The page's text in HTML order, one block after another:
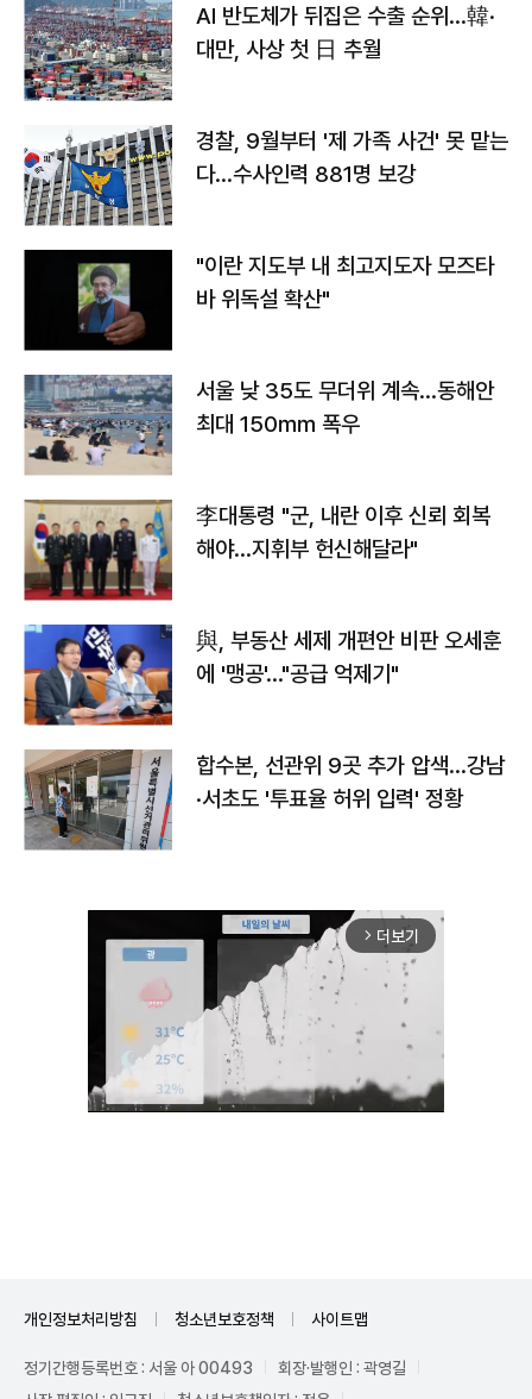
AI 반도체가 뒤집은 수출 순위…韓·
대만, 사상 첫 日 추월
경찰, 9월부터 '제 가족 사건' 못 맡는
다…수사인력 881명 보강
"이란 지도부 내 최고지도자 모즈타
바 위독설 확산"
서울 낮 35도 무더위 계속…동해안
최대 150㎜ 폭우
李대통령 "군, 내란 이후 신뢰 회복
해야…지휘부 헌신해달라"
與, 부동산 세제 개편안 비판 오세훈
에 '맹공'…"공급 억제기"
합수본, 선관위 9곳 추가 압색…강남
·서초도 '투표율 허위 입력' 정황
arrow_forward_ios 더보기
개인정보처리방침 청소년보호정책 사이트맵
정기간행등록번호 : 서울 아 00493
회장·발행인 : 곽영길